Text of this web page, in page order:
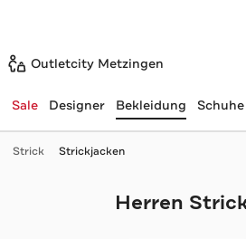
Outletcity Metzingen
Sale Designer Bekleidung Schuhe
Strick Strickjacken
Herren